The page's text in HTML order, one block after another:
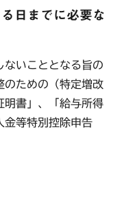
日までに必要な
いこととなる旨の
のための（特定増改
明書」、「給与所得
金等特別控除申告